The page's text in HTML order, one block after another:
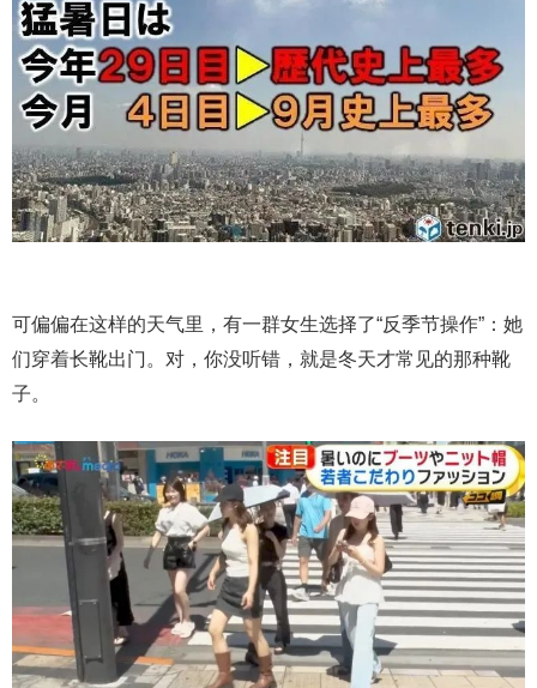
可偏偏在这样的天气里，有一群女生选择了“反季节操作”：她
们穿着长靴出门。对，你没听错，就是冬天才常见的那种靴
子。